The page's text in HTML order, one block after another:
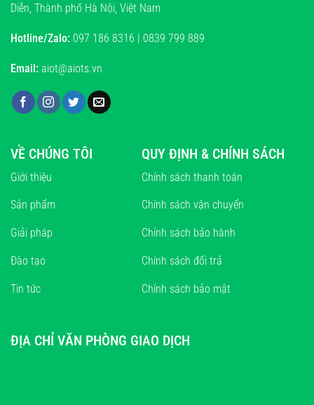
Diễn, Thành phố Hà Nội, Việt Nam
Hotline/Zalo: 097 186 8316 | 0839 799 889
Email: aiot@aiots.vn
VỀ CHÚNG TÔI
Giới thiệu
Sản phẩm
Giải pháp
Đào tạo
Tin tức
QUY ĐỊNH & CHÍNH SÁCH
Chính sách thanh toán
Chính sách vận chuyển
Chính sách bảo hành
Chính sách đổi trả
Chính sách bảo mật
ĐỊA CHỈ VĂN PHÒNG GIAO DỊCH